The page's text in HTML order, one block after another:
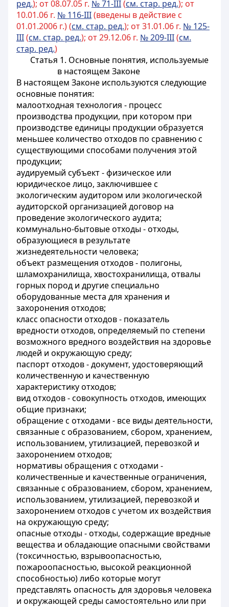
ред.); от 08.07.05 г. № 71-III(см. стар. ред.); от
10.01.06 г. № 116-III(введены в действие с
01.01.2006 г.) (см. стар. ред.); от 31.01.06 г. № 125-
III(см. стар. ред.); от 29.12.06 г. № 209-III(см.
стар. ред.)
Статья 1. Основные понятия, используемые
в настоящем Законе
В настоящем Законе используются следующие
основные понятия:
малоотходная технология - процесс
производства продукции, при котором при
производстве единицы продукции образуется
меньшее количество отходов по сравнению с
существующими способами получения этой
продукции;
аудируемый субъект - физическое или
юридическое лицо, заключившее с
экологическим аудитором или экологической
аудиторской организацией договор на
проведение экологического аудита;
коммунально-бытовые отходы - отходы,
образующиеся в результате
жизнедеятельности человека;
объект размещения отходов - полигоны,
шламохранилища, хвостохранилища, отвалы
горных пород и другие специально
оборудованные места для хранения и
захоронения отходов;
класс опасности отходов - показатель
вредности отходов, определяемый по степени
возможного вредного воздействия на здоровье
людей и окружающую среду;
паспорт отходов - документ, удостоверяющий
количественную и качественную
характеристику отходов;
вид отходов - совокупность отходов, имеющих
общие признаки;
обращение с отходами - все виды деятельности,
связанные с образованием, сбором, хранением,
использованием, утилизацией, перевозкой и
захоронением отходов;
нормативы обращения с отходами -
количественные и качественные ограничения,
связанные с образованием, сбором, хранением,
использованием, утилизацией, перевозкой и
захоронением отходов с учетом их воздействия
на окружающую среду;
опасные отходы - отходы, содержащие вредные
вещества и обладающие опасными свойствами
(токсичностью, взрывоопасностью,
пожароопасностью, высокой реакционной
способностью) либо которые могут
представлять опасность для здоровья человека
и окружающей среды самостоятельно или при